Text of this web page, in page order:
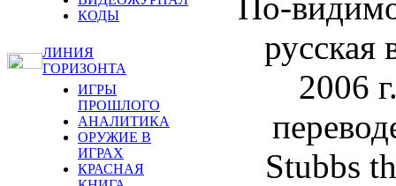
КОДЫ
ЛИНИЯ
ГОРИЗОНТА
ИГРЫ
ПРОШЛОГО
АНАЛИТИКА
ОРУЖИЕ В
ИГРАХ
КРАСНАЯ
русская
2006
Stubbs